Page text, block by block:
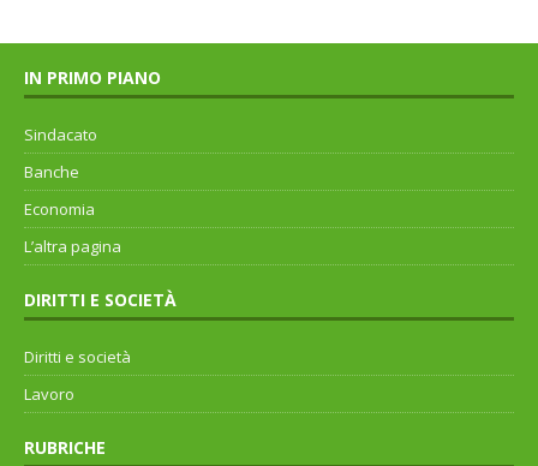
IN PRIMO PIANO
Sindacato
Banche
Economia
L’altra pagina
DIRITTI E SOCIETÀ
Diritti e società
Lavoro
RUBRICHE